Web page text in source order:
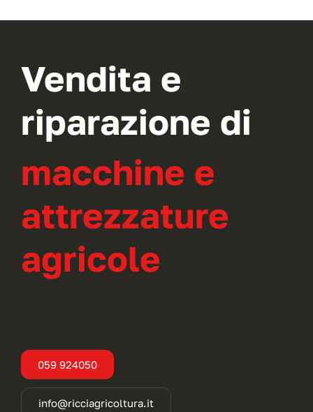
Vendita e
riparazione di
macchine e
attrezzature
agricole
059 924050
info@ricciagricoltura.it